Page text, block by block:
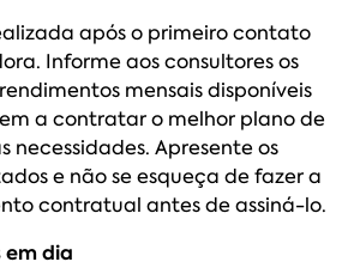
após o primeiro contato
Informe aos consultores os
mensais disponíveis
a contratar o melhor plano de
necessidades. Apresente os
e não se esqueça de fazer a
contratual antes de assiná-lo.
em dia